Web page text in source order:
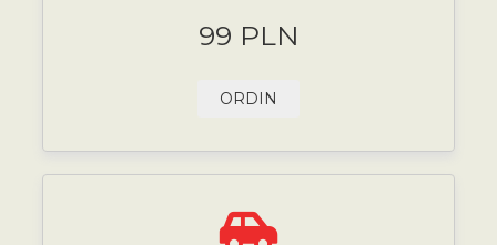
99 PLN
ORDIN